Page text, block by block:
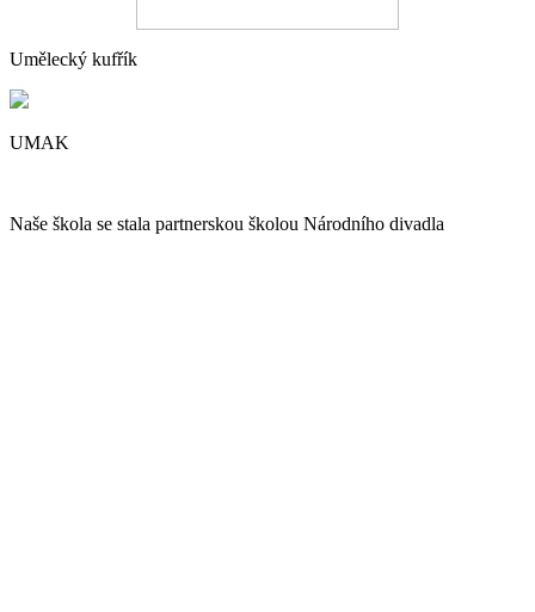
Umělecký kufřík
UMAK
Naše škola se stala partnerskou školou Národního divadla